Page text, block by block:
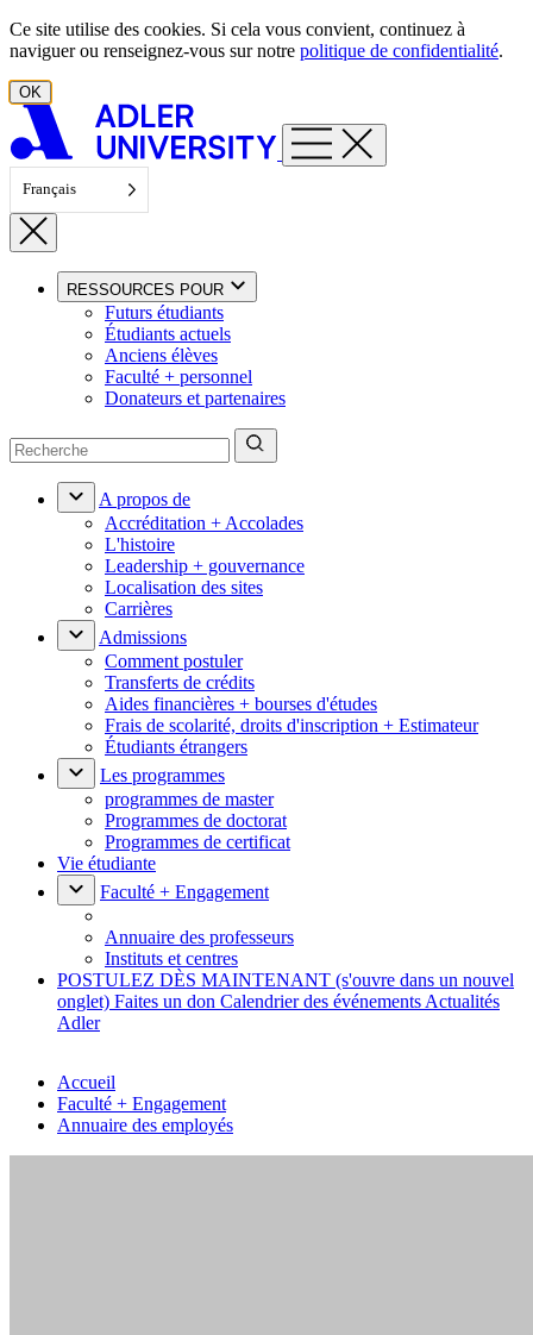
Aller au contenu
Ce site utilise des cookies. Si cela vous convient, continuez à
naviguer ou renseignez-vous sur notre politique de confidentialité.
OK
Français
RESSOURCES POUR
Futurs étudiants
Étudiants actuels
Anciens élèves
Faculté + personnel
Donateurs et partenaires
A propos de
Accréditation + Accolades
L'histoire
Leadership + gouvernance
Localisation des sites
Carrières
Admissions
Comment postuler
Transferts de crédits
Aides financières + bourses d'études
Frais de scolarité, droits d'inscription + Estimateur
Étudiants étrangers
Les programmes
programmes de master
Programmes de doctorat
Programmes de certificat
Vie étudiante
Faculté + Engagement
Annuaire des professeurs
Instituts et centres
POSTULEZ DÈS MAINTENANT (s'ouvre dans un nouvel
onglet) Faites un don Calendrier des événements Actualités
Adler
Accueil
Faculté + Engagement
Annuaire des employés